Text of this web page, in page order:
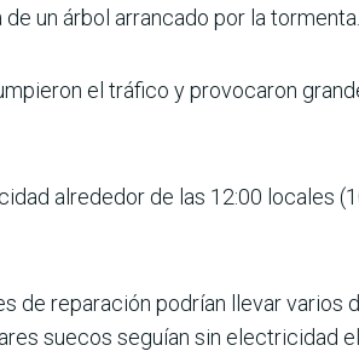
un árbol arrancado por la tormenta.
el tráfico y provocaron
alrededor de las 12:00 locales
reparación podrían llevar varios
suecos seguían sin electricidad